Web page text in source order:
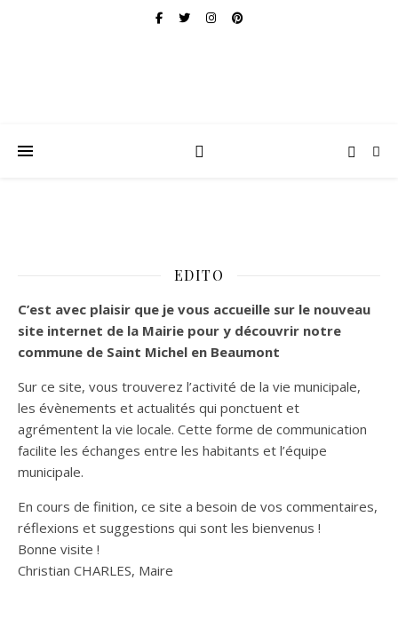
EDITO
C’est avec plaisir que je vous accueille sur le nouveau
site internet de la Mairie pour y découvrir notre
commune de Saint Michel en Beaumont
Sur ce site, vous trouverez l’activité de la vie municipale,
les évènements et actualités qui ponctuent et
agrémentent la vie locale. Cette forme de communication
facilite les échanges entre les habitants et l’équipe
municipale.
En cours de finition, ce site a besoin de vos commentaires,
réflexions et suggestions qui sont les bienvenus !
Bonne visite !
Christian CHARLES, Maire